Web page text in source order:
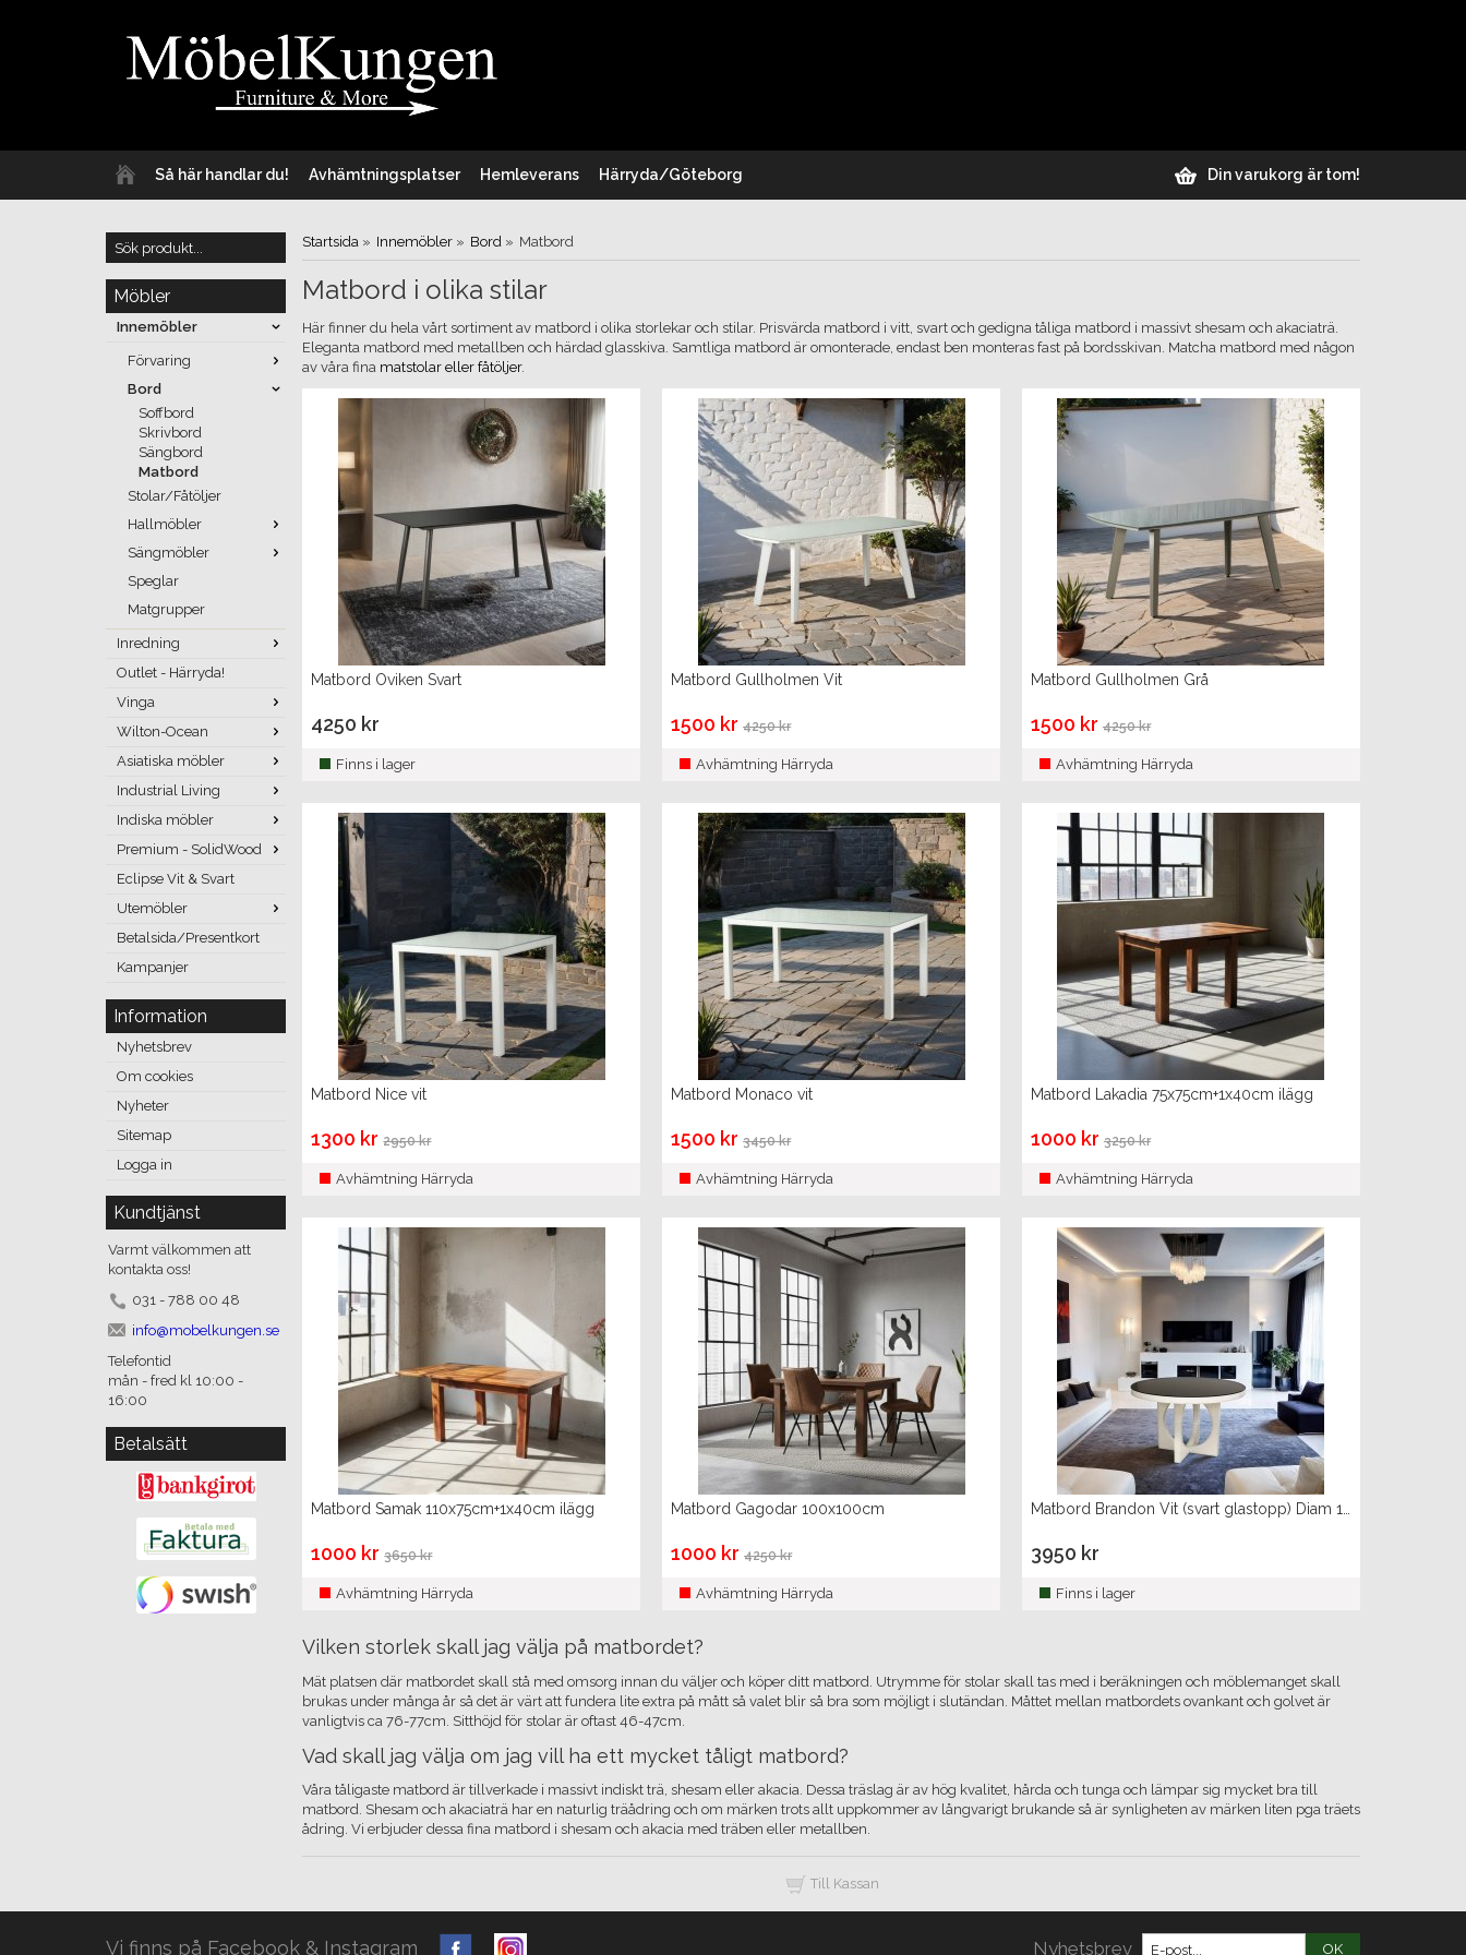
Så här handlar du! Avhämtningsplatser Hemleverans Härryda/Göteborg Din varukorg är tom!
Möbler
Innemöbler
Förvaring
Bord
Soffbord
Skrivbord
Sängbord
Matbord
Stolar/Fåtöljer
Hallmöbler
Sängmöbler
Speglar
Matgrupper
Inredning
Outlet - Härryda!
Vinga
Wilton-Ocean
Asiatiska möbler
Industrial Living
Indiska möbler
Premium - SolidWood
Eclipse Vit & Svart
Utemöbler
Betalsida/Presentkort
Kampanjer
Information
Nyhetsbrev
Om cookies
Nyheter
Sitemap
Logga in
Kundtjänst
Varmt välkommen att
kontakta oss!
031 - 788 00 48
info@mobelkungen.se
Telefontid
mån - fred kl 10:00 -
16:00
Betalsätt
Startsida » Innemöbler » Bord » Matbord
Matbord i olika stilar
Här finner du hela vårt sortiment av matbord i olika storlekar och stilar. Prisvärda matbord i vitt, svart och gedigna tåliga matbord i massivt shesam och akaciaträ.
Eleganta matbord med metallben och härdad glasskiva. Samtliga matbord är omonterade, endast ben monteras fast på bordsskivan. Matcha matbord med någon
av våra fina matstolar eller fåtöljer.
Matbord Oviken Svart
4250 kr
Finns i lager
Matbord Gullholmen Vit
1500 kr4250 kr
Avhämtning Härryda
Matbord Gullholmen Grå
1500 kr 4250 kr
Avhämtning Härryda
Matbord Nice vit
1300 kr2950 kr
Avhämtning Härryda
Matbord Monaco vit
1500 kr3450 kr
Avhämtning Härryda
Matbord Lakadia 75x75cm+1x40cm ilägg
1000 kr 3250 kr
Avhämtning Härryda
Matbord Samak 110x75cm+1x40cm ilägg
1000 kr3650 kr
Avhämtning Härryda
Matbord Gagodar 100x100cm
1000 kr4250 kr
Avhämtning Härryda
3950 kr
Finns i lager
Vilken storlek skall jag välja på matbordet?
Mät platsen där matbordet skall stå med omsorg innan du väljer och köper ditt matbord. Utrymme för stolar skall tas med i beräkningen och möblemanget skall
brukas under många år så det är värt att fundera lite extra på mått så valet blir så bra som möjligt i slutändan. Måttet mellan matbordets ovankant och golvet är
vanligtvis ca 76-77cm. Sitthöjd för stolar är oftast 46-47cm.
Vad skall jag välja om jag vill ha ett mycket tåligt matbord?
Våra tåligaste matbord är tillverkade i massivt indiskt trä, shesam eller akacia. Dessa träslag är av hög kvalitet, hårda och tunga och lämpar sig mycket bra till
matbord. Shesam och akaciaträ har en naturlig träådring och om märken trots allt uppkommer av långvarigt brukande så är synligheten av märken liten pga träets
ådring. Vi erbjuder dessa fina matbord i shesam och akacia med träben eller metallben.
Till Kassan
Nyhetsbrev OK
Vi finns på Facebook & Instagram